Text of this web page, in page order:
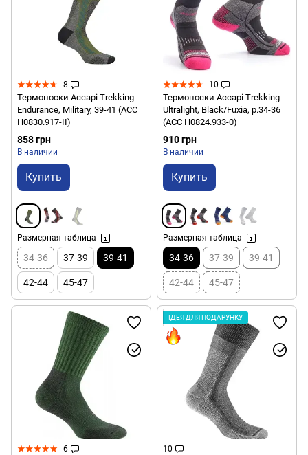
8
Термоноски Accapi Trekking
Endurance, Military, 39-41 (ACC
H0830.917-II)
858 грн
В наличии
Купить
Размерная таблица
34-36 37-39 39-41
42-44 45-47
10
Термоноски Accapi Trekking
Ultralight, Black/Fuxia, р.34-36
(ACC H0824.933-0)
910 грн
В наличии
Купить
Размерная таблица
34-36 37-39 39-41
42-44 45-47
6
ІДЕЯ ДЛЯ ПОДАРУНКУ
10